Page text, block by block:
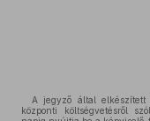
A jegyző által elkészített
központi költségvetésről